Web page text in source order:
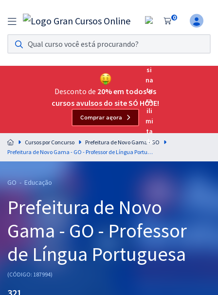
0
Assinatura Ilimitada 11
Acesso a todos os cursos. Teste grátis por 7 dias!
Assinatura OAB Até Passar
Acesso ilimitado a toda preparação para o Exame da
Residências Multiprofissionais
Preparação completa e intensiva para as principais
residências em saúde do Brasil
Cursos 20% OFF
Pós
Graduação
OAB
Mentorias
Desconto de 20% em todos os
cursos avulsos do site SÓ HOJE!
Comprar agora
Cursos por Concurso
Prefeitura de Novo Gama - GO
Prefeitura de Novo Gama - GO - Professor de Língua Portuguesa
GO - Educação
Prefeitura de Novo
Gama - GO - Professor
de Língua Portuguesa
(CÓDIGO: 187994)